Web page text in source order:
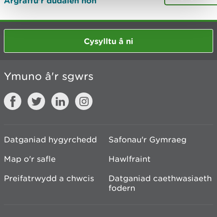
Cysylltu â ni
Ymuno â'r sgwrs
Datganiad hygyrchedd
Safonau'r Gymraeg
Map o'r safle
Hawlfraint
Preifatrwydd a chwcis
Datganiad caethwasiaeth
fodern